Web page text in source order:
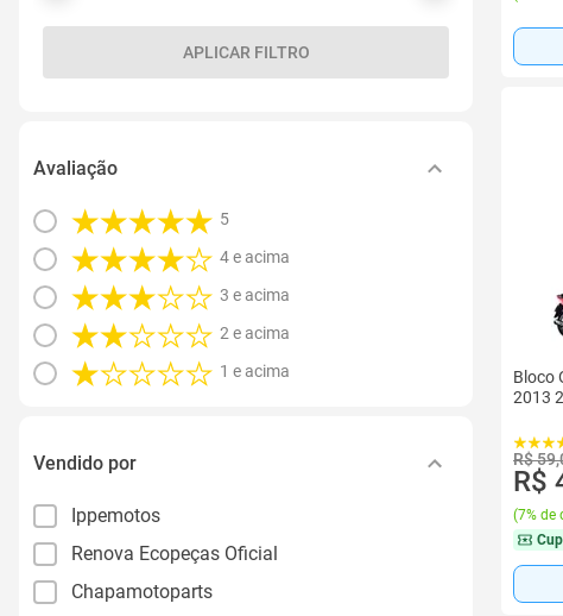
APLICAR FILTRO
Avaliação
5
4 e acima
3 e acima
2 e acima
1 e acima
Vendido por
Ippemotos
Renova Ecopeças Oficial
Chapamotoparts
Bloco
2013
R$
R$
(7% de